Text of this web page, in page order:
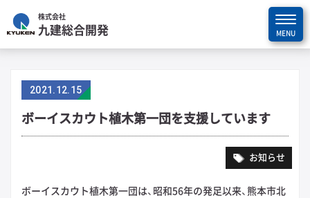
株式会社
九建総合開発
2021 . 12.15
お知らせ
ボーイスカウト植木第一団を支援しています
ボーイスカウト植木第一団は、昭和56年の発足以来、熊本市北